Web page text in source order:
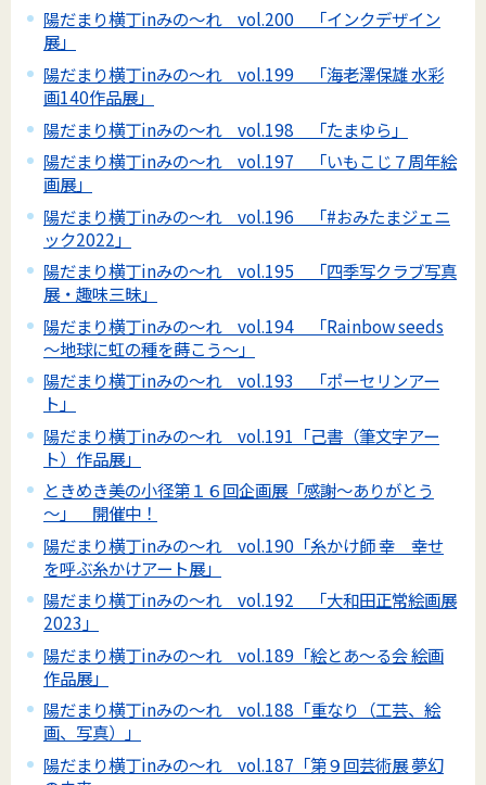
陽だまり横丁inみの～れ vol.200 「インクデザイン
展」
陽だまり横丁inみの～れ vol.199 「海老澤保雄 水彩
画140作品展」
陽だまり横丁inみの～れ vol.198 「たまゆら」
陽だまり横丁inみの～れ vol.197 「いもこじ７周年絵
画展」
陽だまり横丁inみの～れ vol.196 「#おみたまジェニ
ック2022」
陽だまり横丁inみの～れ vol.195 「四季写クラブ写真
展・趣味三昧」
陽だまり横丁inみの～れ vol.194 「Rainbow seeds
～地球に虹の種を蒔こう～」
陽だまり横丁inみの～れ vol.193 「ポーセリンアー
ト」
陽だまり横丁inみの～れ vol.191「己書（筆文字アー
ト）作品展」
ときめき美の小径第１６回企画展「感謝～ありがとう
～」 開催中！
陽だまり横丁inみの～れ vol.190「糸かけ師 幸 幸せ
を呼ぶ糸かけアート展」
陽だまり横丁inみの～れ vol.192 「大和田正常絵画展
2023」
陽だまり横丁inみの～れ vol.189「絵とあ～る会 絵画
作品展」
陽だまり横丁inみの～れ vol.188「重なり（工芸、絵
画、写真）」
陽だまり横丁inみの～れ vol.187「第９回芸術展 夢幻